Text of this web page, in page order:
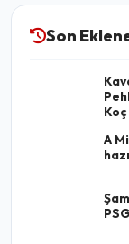
Son
Koç
A